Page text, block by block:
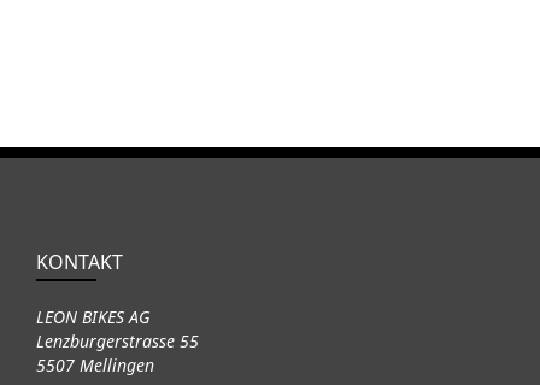
KONTAKT
LEON BIKES AG
Lenzburgerstrasse 55
5507 Mellingen